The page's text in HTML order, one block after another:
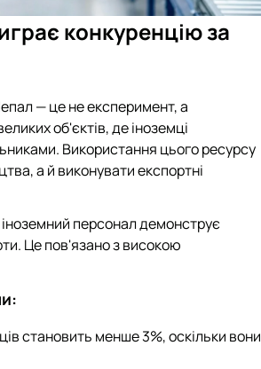
конкуренцію за
— це не експеримент, а
об'єктів, де іноземці
Використання цього ресурсу
а й виконувати експортні
іноземний персонал демонструє
Це пов'язано з високою
становить менше 3%, оскільки вони